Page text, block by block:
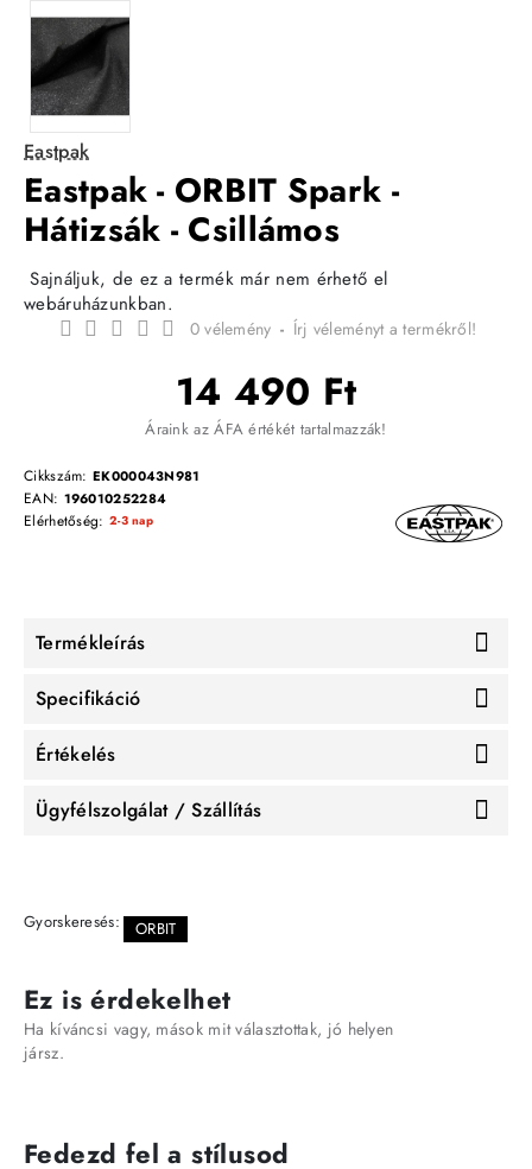
Eastpak
Eastpak - ORBIT Spark -
Hátizsák - Csillámos
Sajnáljuk, de ez a termék már nem érhető el
webáruházunkban.
0 vélemény - Írj véleményt a termékről!
14 490 Ft
Áraink az ÁFA értékét tartalmazzák!
Cikkszám: EK000043N981
EAN: 196010252284
Elérhetőség: 2-3 nap
Termékleírás
Specifikáció
Értékelés
Ügyfélszolgálat / Szállítás
Gyorskeresés: ORBIT
Ez is érdekelhet
Ha kíváncsi vagy, mások mit választottak, jó helyen
jársz.
Fedezd fel a stílusod